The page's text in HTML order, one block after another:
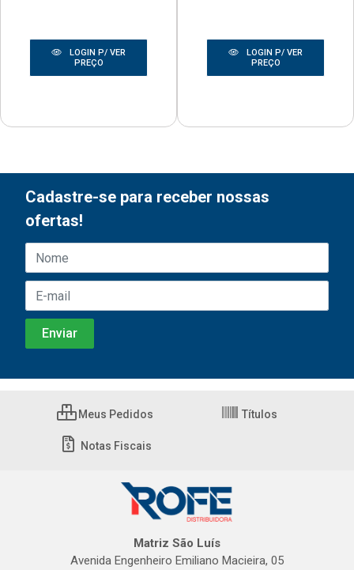
LOGIN P/ VER
PREÇO
LOGIN P/ VER
PREÇO
Cadastre-se para receber nossas
ofertas!
Meus Pedidos Títulos
Notas Fiscais
Matriz São Luís
Avenida Engenheiro Emiliano Macieira, 05